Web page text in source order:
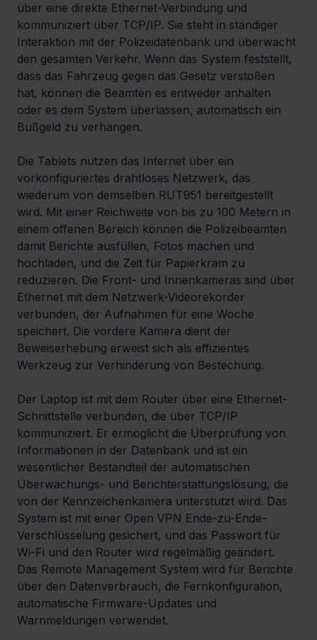
über eine direkte Ethernet-Verbindung und
kommuniziert über TCP/IP. Sie steht in ständiger
Interaktion mit der Polizeidatenbank und überwacht
den gesamten Verkehr. Wenn das System feststellt,
dass das Fahrzeug gegen das Gesetz verstoßen
hat, können die Beamten es entweder anhalten
oder es dem System überlassen, automatisch ein
Bußgeld zu verhängen.
Die Tablets nutzen das Internet über ein
vorkonfiguriertes drahtloses Netzwerk, das
wiederum von demselben RUT951 bereitgestellt
wird. Mit einer Reichweite von bis zu 100 Metern in
einem offenen Bereich können die Polizeibeamten
damit Berichte ausfüllen, Fotos machen und
hochladen, und die Zeit für Papierkram zu
reduzieren. Die Front- und Innenkameras sind über
Ethernet mit dem Netzwerk-Videorekorder
verbunden, der Aufnahmen für eine Woche
speichert. Die vordere Kamera dient der
Beweiserhebung erweist sich als effizientes
Werkzeug zur Verhinderung von Bestechung.
Der Laptop ist mit dem Router über eine Ethernet-
Schnittstelle verbunden, die über TCP/IP
kommuniziert. Er ermöglicht die Überprüfung von
Informationen in der Datenbank und ist ein
wesentlicher Bestandteil der automatischen
Überwachungs- und Berichterstattungslösung, die
von der Kennzeichenkamera unterstützt wird. Das
System ist mit einer Open VPN Ende-zu-Ende-
Verschlüsselung gesichert, und das Passwort für
Wi-Fi und den Router wird regelmäßig geändert.
Das Remote Management System wird für Berichte
über den Datenverbrauch, die Fernkonfiguration,
automatische Firmware-Updates und
Warnmeldungen verwendet.